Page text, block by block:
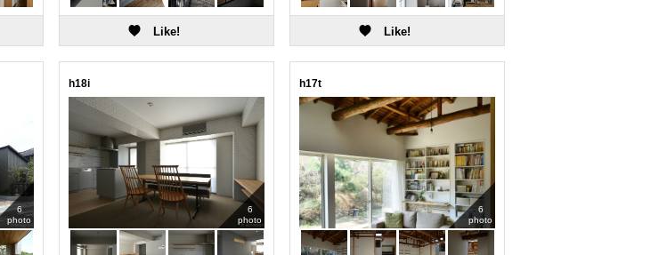
6
photo
h18i
6
photo
h17t
6
photo